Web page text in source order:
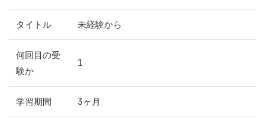
タイトル 未経験から
何回目の受
験か
1
学習期間 3ヶ月